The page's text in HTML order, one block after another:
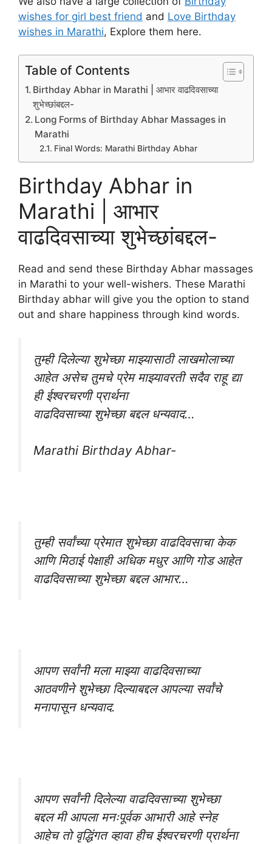
wishes for girl best friend and Love Birthday
wishes in Marathi, Explore them here.
Table of Contents
Birthday Abhar in Marathi | आभार वाढदिवसाच्या
शुभेच्छांबद्दल-
Long Forms of Birthday Abhar Massages in
Marathi
Final Words: Marathi Birthday Abhar
Birthday Abhar in
Marathi | आभार
वाढदिवसाच्या शुभेच्छांबद्दल-
Read and send these Birthday Abhar massages
in Marathi to your well-wishers. These Marathi
Birthday abhar will give you the option to stand
out and share happiness through kind words.
तुम्ही दिलेल्या शुभेच्छा माझ्यासाठी लाखमोलाच्या
आहेत असेच तुमचे प्रेम माझ्यावरती सदैव राहू द्या
ही ईश्वरचरणी प्रार्थना
वाढदिवसाच्या शुभेच्छा बद्दल धन्यवाद…
Marathi Birthday Abhar-
तुम्ही सर्वांच्या प्रेमात शुभेच्छा वाढदिवसाचा केक
आणि मिठाई पेक्षाही अधिक मधुर आणि गोड आहेत
वाढदिवसाच्या शुभेच्छा बद्दल आभार…
आपण सर्वांनी मला माझ्या वाढदिवसाच्या
आठवणीने शुभेच्छा दिल्याबद्दल आपल्या सर्वांचे
मनापासून धन्यवाद.
आपण सर्वांनी दिलेल्या वाढदिवसाच्या शुभेच्छा
बद्दल मी आपला मनःपूर्वक आभारी आहे स्नेह
आहेच तो वृद्धिंगत व्हावा हीच ईश्वरचरणी प्रार्थना